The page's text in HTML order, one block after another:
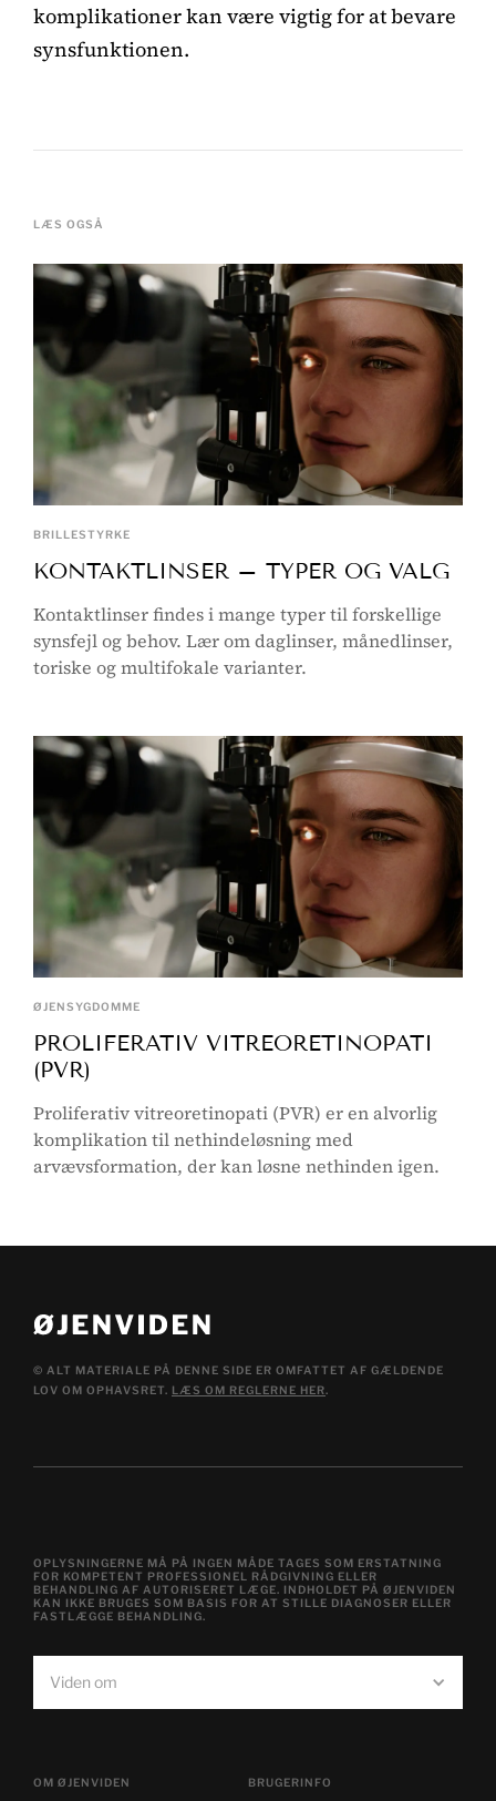
komplikationer kan være vigtig for at bevare
synsfunktionen.
LÆS OGSÅ
BRILLESTYRKE
KONTAKTLINSER – TYPER OG VALG
Kontaktlinser findes i mange typer til forskellige
synsfejl og behov. Lær om daglinser, månedlinser,
toriske og multifokale varianter.
ØJENSYGDOMME
PROLIFERATIV VITREORETINOPATI
(PVR)
Proliferativ vitreoretinopati (PVR) er en alvorlig
komplikation til nethindeløsning med
arvævsformation, der kan løsne nethinden igen.
© ALT MATERIALE PÅ DENNE SIDE ER OMFATTET AF GÆLDENDE
LOV OM OPHAVSRET. LÆS OM REGLERNE HER.
Viden om
OPLYSNINGERNE MÅ PÅ INGEN MÅDE TAGES SOM ERSTATNING
FOR KOMPETENT PROFESSIONEL RÅDGIVNING ELLER
BEHANDLING AF AUTORISERET LÆGE. INDHOLDET PÅ ØJENVIDEN
KAN IKKE BRUGES SOM BASIS FOR AT STILLE DIAGNOSER ELLER
FASTLÆGGE BEHANDLING.
OM ØJENVIDEN BRUGERINFO